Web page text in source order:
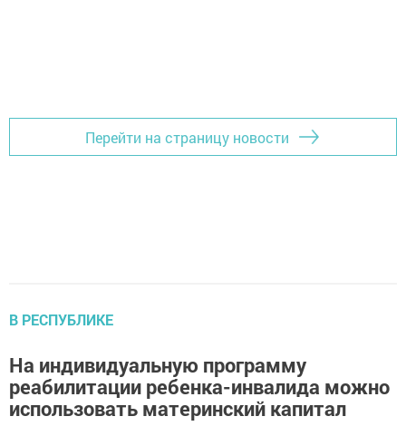
Перейти на страницу новости
В РЕСПУБЛИКЕ
На индивидуальную программу
реабилитации ребенка-инвалида можно
использовать материнский капитал